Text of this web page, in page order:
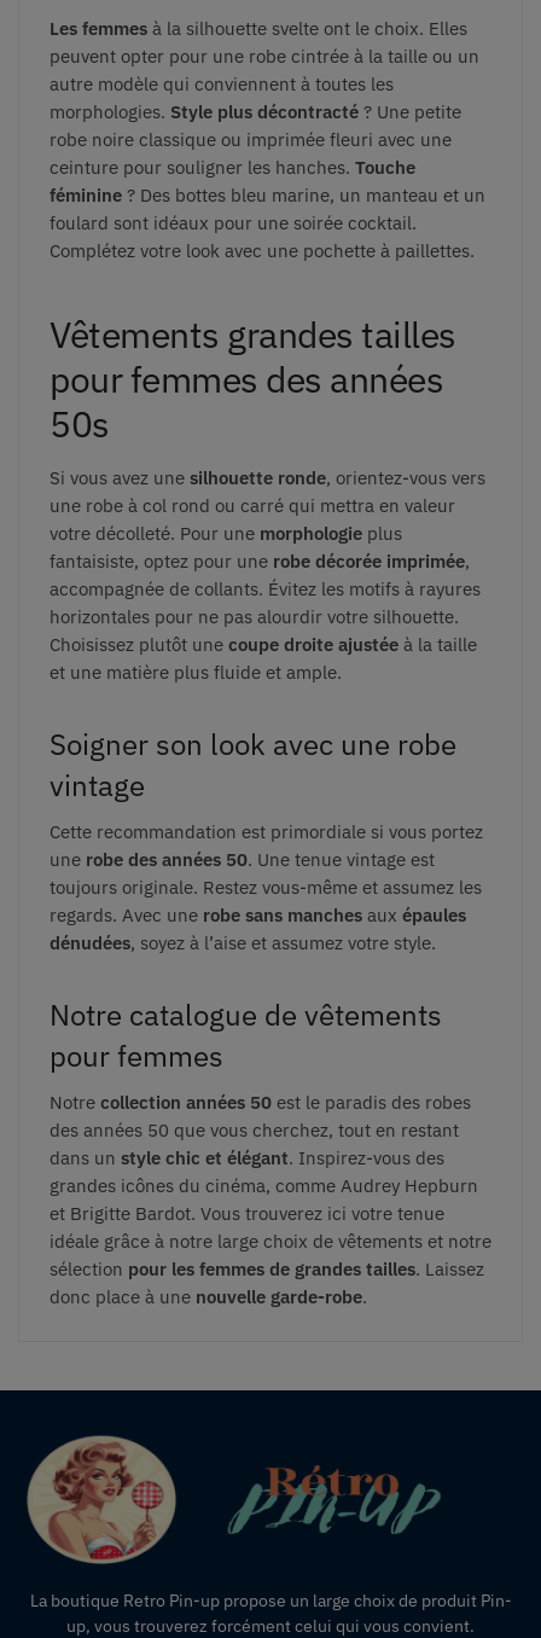
Les femmes à la silhouette svelte ont le choix. Elles
peuvent opter pour une robe cintrée à la taille ou un
autre modèle qui conviennent à toutes les
morphologies. Style plus décontracté ? Une petite
robe noire classique ou imprimée fleuri avec une
ceinture pour souligner les hanches. Touche
féminine ? Des bottes bleu marine, un manteau et un
foulard sont idéaux pour une soirée cocktail.
Complétez votre look avec une pochette à paillettes.
Vêtements grandes tailles
pour femmes des années
50s
Si vous avez une silhouette ronde, orientez-vous vers
une robe à col rond ou carré qui mettra en valeur
votre décolleté. Pour une morphologie plus
fantaisiste, optez pour une robe décorée imprimée,
accompagnée de collants. Évitez les motifs à rayures
horizontales pour ne pas alourdir votre silhouette.
Choisissez plutôt une coupe droite ajustée à la taille
et une matière plus fluide et ample.
Soigner son look avec une robe
vintage
Cette recommandation est primordiale si vous portez
une robe des années 50. Une tenue vintage est
toujours originale. Restez vous-même et assumez les
regards. Avec une robe sans manches aux épaules
dénudées, soyez à l’aise et assumez votre style.
Notre catalogue de vêtements
pour femmes
Notre collection années 50 est le paradis des robes
des années 50 que vous cherchez, tout en restant
dans un style chic et élégant. Inspirez-vous des
grandes icônes du cinéma, comme Audrey Hepburn
et Brigitte Bardot. Vous trouverez ici votre tenue
idéale grâce à notre large choix de vêtements et notre
sélection pour les femmes de grandes tailles. Laissez
donc place à une nouvelle garde-robe.
La boutique Retro Pin-up propose un large choix de produit Pin-
up, vous trouverez forcément celui qui vous convient.